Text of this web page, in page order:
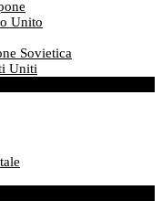
Unito
Sovietica
Uniti